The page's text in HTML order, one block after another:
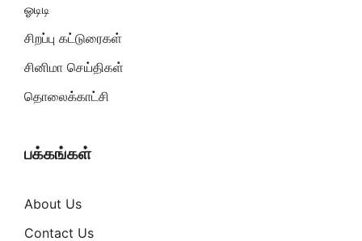
ஓடிடி
சிறப்பு கட்டுரைகள்
சினிமா செய்திகள்
தொலைக்காட்சி
பக்கங்கள்
About Us
Contact Us